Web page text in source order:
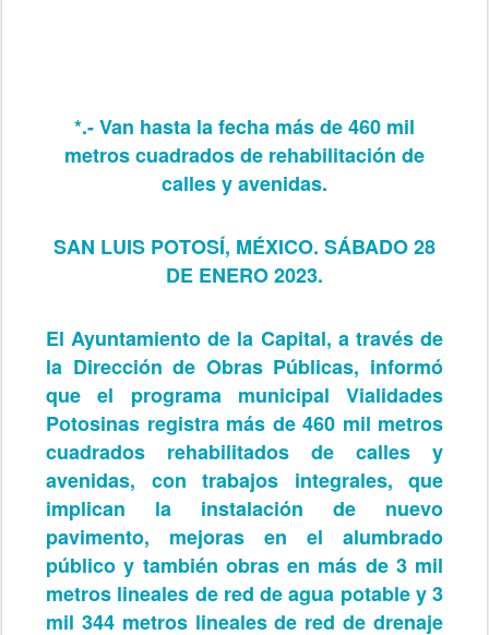
*.- Van hasta la fecha más de 460 mil
metros cuadrados de rehabilitación de
calles y avenidas.
SAN LUIS POTOSÍ, MÉXICO. SÁBADO 28
DE ENERO 2023.
El Ayuntamiento de la Capital, a través de
la Dirección de Obras Públicas, informó
que el programa municipal Vialidades
Potosinas registra más de 460 mil metros
cuadrados rehabilitados de calles y
avenidas, con trabajos integrales, que
implican la instalación de nuevo
pavimento, mejoras en el alumbrado
público y también obras en más de 3 mil
metros lineales de red de agua potable y 3
mil 344 metros lineales de red de drenaje